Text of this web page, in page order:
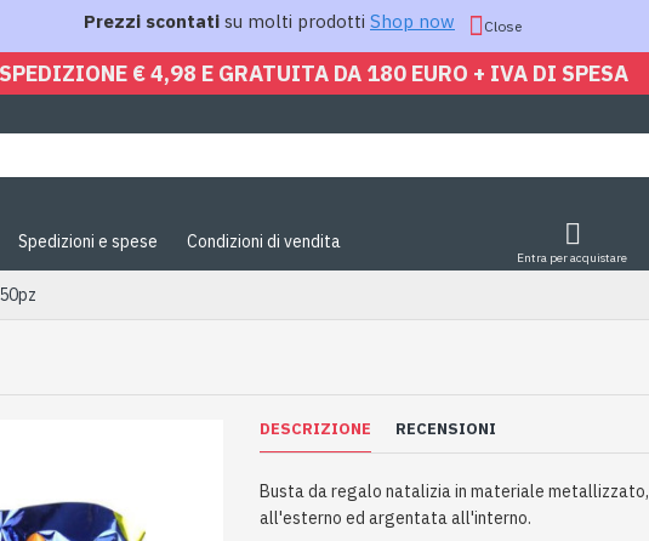
Prezzi scontati su molti prodotti Shop now Close
SPEDIZIONE € 4,98 E GRATUITA DA 180 EURO + IVA DI SPESA
Spedizioni e spese Condizioni di vendita
Entra per acquistare
DESCRIZIONE RECENSIONI
Busta da regalo natalizia in materiale
all'esterno ed argentata all'interno.